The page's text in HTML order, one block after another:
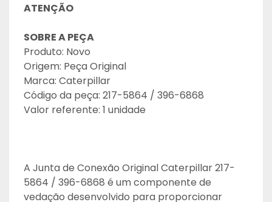
ATENÇÃO
SOBRE A PEÇA
Produto: Novo
Origem: Peça Original
Marca: Caterpillar
Código da peça: 217-5864 / 396-6868
Valor referente: 1 unidade
A Junta de Conexão Original Caterpillar 217-
5864 / 396-6868 é um componente de
vedação desenvolvido para proporcionar